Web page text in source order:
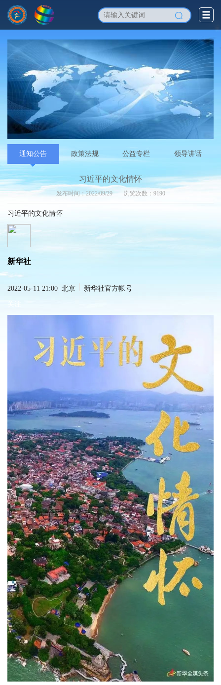
通知公告 政策法规 公益专栏 领导讲话
习近平的文化情怀
发布时间：2022/09/29 浏览次数：9190
习近平的文化情怀
新华社
2022-05-11 21:00 北京 新华社官方帐号